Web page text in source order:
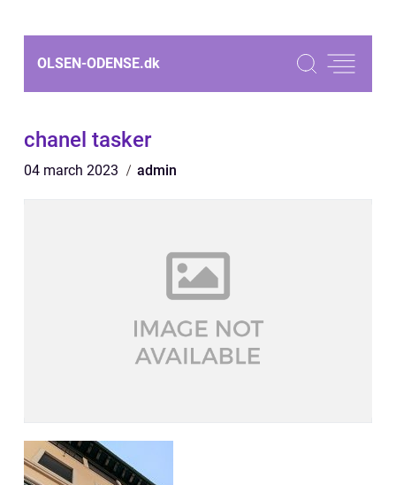
OLSEN-ODENSE.dk
chanel tasker
04 march 2023 admin